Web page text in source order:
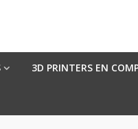
3D PRINTERS EN